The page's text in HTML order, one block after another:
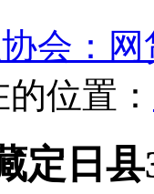
会：
位置：
定日